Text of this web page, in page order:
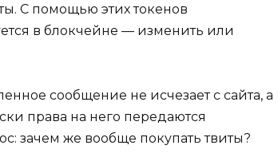
С помощью этих токенов
в блокчейне — изменить или
сообщение не исчезает с сайта, а
права на него передаются
зачем же вообще покупать твиты?